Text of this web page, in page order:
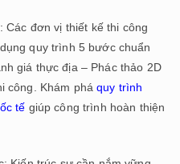
Các đơn vị thiết kế thi công
quy trình 5 bước chuẩn
giá thực địa – Phác thảo 2D
công. Khám pháquy trình
tế giúp công trình hoàn thiện